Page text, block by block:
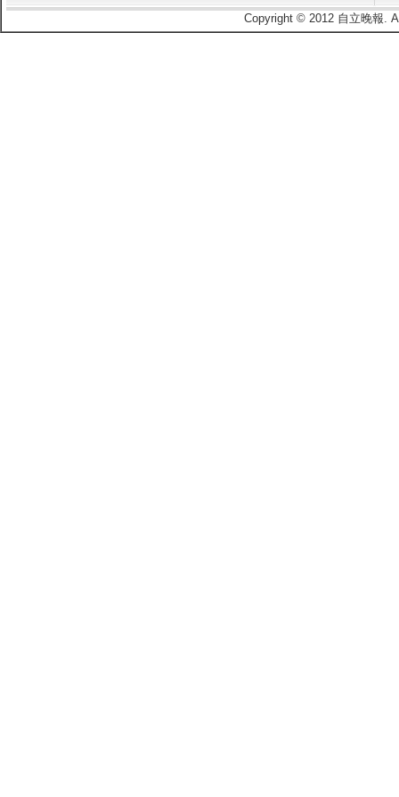
Copyright © 2012 自立晚報.